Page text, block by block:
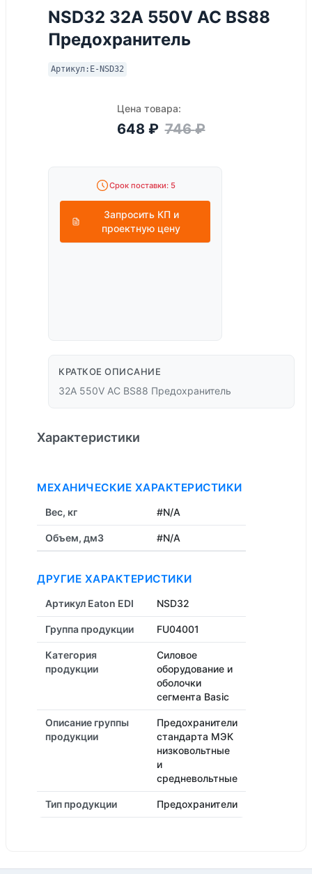
NSD32 32A 550V AC BS88
Предохранитель
Артикул: E-NSD32
Цена товара:
648 ₽ 746₽
Срок поставки: 5
Запросить КП и
проектную цену
КРАТКОЕ ОПИСАНИЕ
32A 550V AC BS88 Предохранитель
Характеристики
МЕХАНИЧЕСКИЕ ХАРАКТЕРИСТИКИ
Вес, кг #N/A
Объем, дм3 #N/A
ДРУГИЕ ХАРАКТЕРИСТИКИ
Артикул Eaton EDI NSD32
Группа продукции FU04001
Категория
продукции
Силовое
оборудование и
оболочки
сегмента Basic
Описание группы
продукции
Предохранители
стандарта МЭК
низковольтные
и
средневольтные
Тип продукции Предохранители